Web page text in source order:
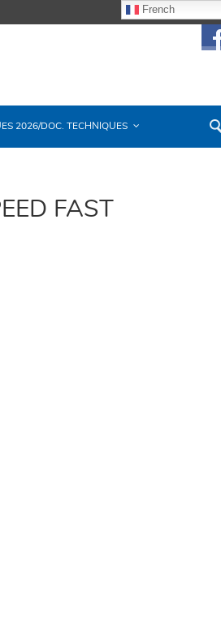
2026/DOC. TECHNIQUES
FAST
French